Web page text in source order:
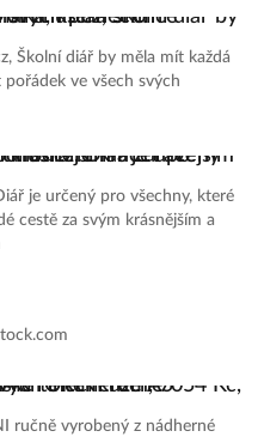
Školní diář by měla mít každá
ve všech svých
je určený pro všechny, které
cestě za svým krásnějším a
ručně vyrobený z nádherné